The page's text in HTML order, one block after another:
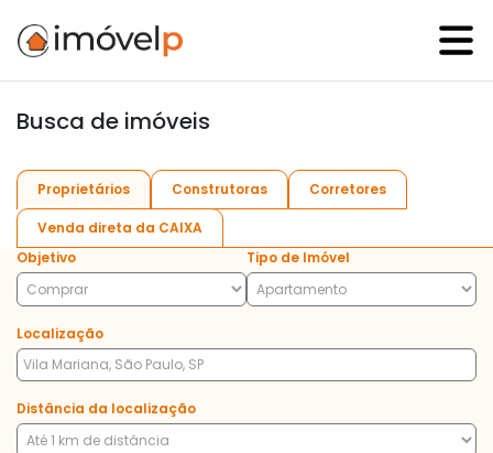
Busca de imóveis
Proprietários Construtoras Corretores
Venda direta da CAIXA
Objetivo
Tipo de Imóvel
Localização
Distância da localização